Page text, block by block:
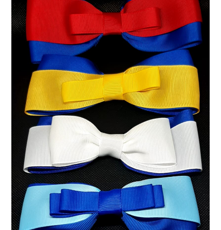
Finalizar compra